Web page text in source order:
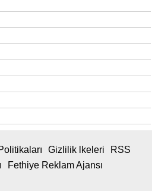
Gizlilik lkeleri
RSS
Fethiye Reklam Ajansı